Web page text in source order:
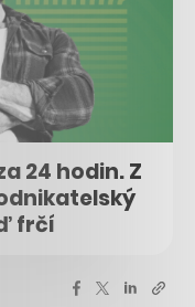
24 hodin. Z
frčí